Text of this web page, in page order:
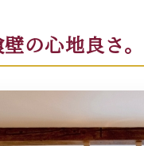
の心地良さ。